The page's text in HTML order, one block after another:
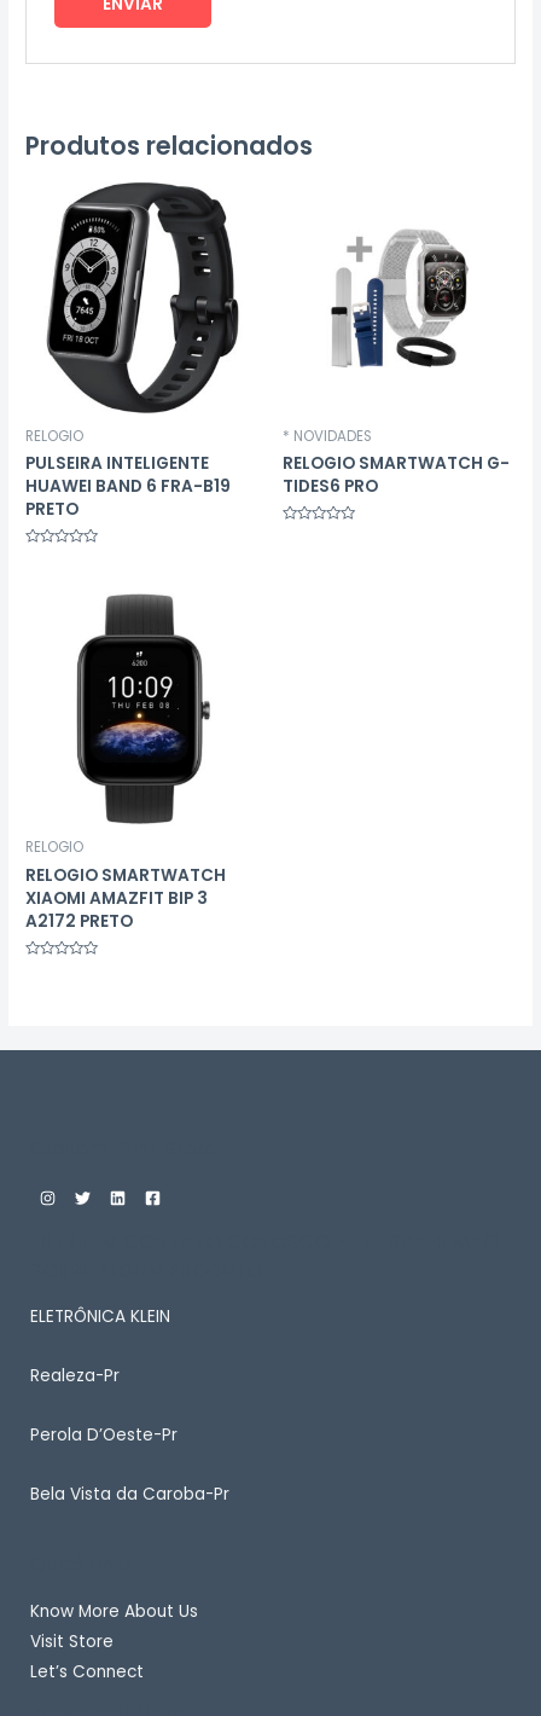
Produtos relacionados
RELOGIO
PULSEIRA INTELIGENTE
HUAWEI BAND 6 FRA-B19
PRETO
* NOVIDADES
RELOGIO SMARTWATCH G-
TIDES6 PRO
RELOGIO
RELOGIO SMARTWATCH
XIAOMI AMAZFIT BIP 3
A2172 PRETO
ELETRÔNICA KLEIN
Realeza-Pr
Perola D’Oeste-Pr
Bela Vista da Caroba-Pr
Know More About Us
Visit Store
Let’s Connect